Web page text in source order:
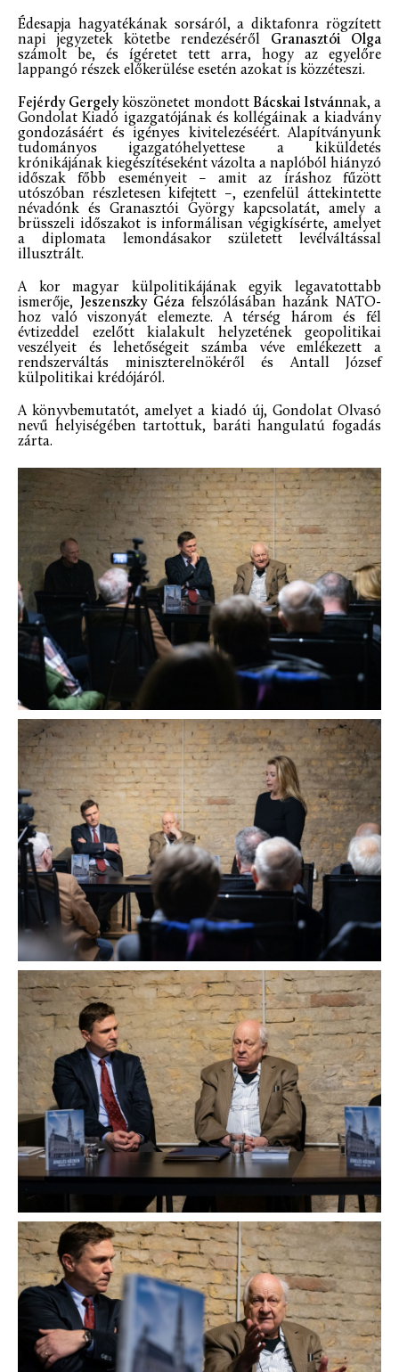
Édesapja hagyatékának sorsáról, a diktafonra rögzített
napi jegyzetek kötetbe rendezéséről Granasztói Olga
számolt be, és ígéretet tett arra, hogy az egyelőre
lappangó részek előkerülése esetén azokat is közzéteszi.
Fejérdy Gergelyköszönetet mondott Bácskai Istvánnak, a
Gondolat Kiadó igazgatójának és kollégáinak a kiadvány
gondozásáért és igényes kivitelezéséért. Alapítványunk
tudományos igazgatóhelyettese a kiküldetés
krónikájának kiegészítéseként vázolta a naplóból hiányzó
időszak főbb eseményeit – amit az íráshoz fűzött
utószóban részletesen kifejtett –, ezenfelül áttekintette
névadónk és Granasztói György kapcsolatát, amely a
brüsszeli időszakot is informálisan végigkísérte, amelyet
a diplomata lemondásakor született levélváltással
illusztrált.
A kor magyar külpolitikájának egyik legavatottabb
ismerője,
Jeszenszky Géza felszólásában hazánk NATO-
hoz való viszonyát elemezte. A térség három és fél
évtizeddel ezelőtt kialakult helyzetének geopolitikai
veszélyeit és lehetőségeit számba véve emlékezett a
rendszerváltás miniszterelnökéről és Antall József
külpolitikai krédójáról.
A könyvbemutatót, amelyet a kiadó új, Gondolat Olvasó
nevű helyiségében tartottuk, baráti hangulatú fogadás
zárta.